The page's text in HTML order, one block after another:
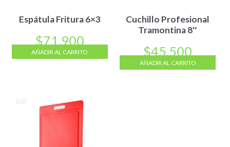
Espátula Fritura 6×3
$71.900
AÑADIR AL CARRITO
Cuchillo Profesional
Tramontina 8″
$45.500
AÑADIR AL CARRITO